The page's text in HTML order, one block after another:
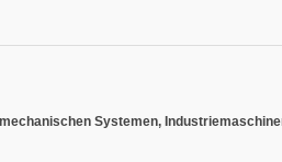
Systemen,